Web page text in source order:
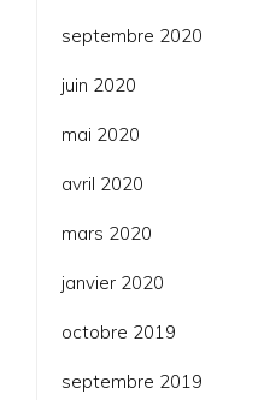
septembre 2020
juin 2020
mai 2020
avril 2020
mars 2020
janvier 2020
octobre 2019
septembre 2019